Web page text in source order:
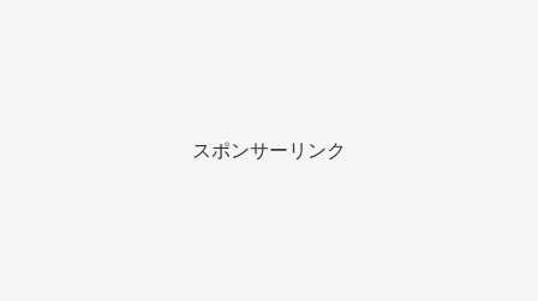
スポンサーリンク